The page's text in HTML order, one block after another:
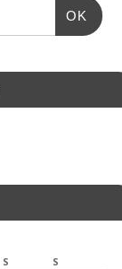
OK
S S